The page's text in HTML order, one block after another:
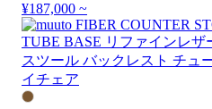
¥187,000 ~